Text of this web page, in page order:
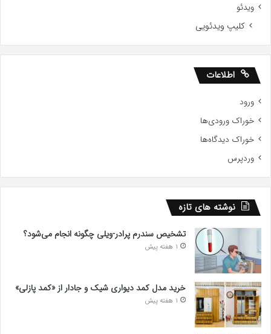
ویدئو
کلیپ ویدئویی
اطلاعات
ورود
خوراک ورودی‌ها
خوراک دیدگاه‌ها
وردپرس
نوشته های تازه
تشخیص سندرم پرادر-ویلی چگونه انجام می‌شود؟
1 هفته پیش
خرید مدل کمد دیواری شیک و جادار از «کمد پازلی»
1 هفته پیش